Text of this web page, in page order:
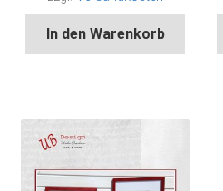
In den Warenkorb